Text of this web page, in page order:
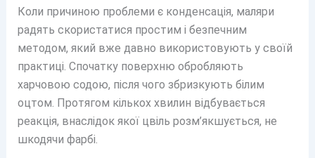
Коли причиною проблеми є конденсація, маляри
радять скористатися простим і безпечним
методом, який вже давно використовують у своїй
практиці. Спочатку поверхню обробляють
харчовою содою, після чого збризкують білим
оцтом. Протягом кількох хвилин відбувається
реакція, внаслідок якої цвіль розм’якшується, не
шкодячи фарбі.